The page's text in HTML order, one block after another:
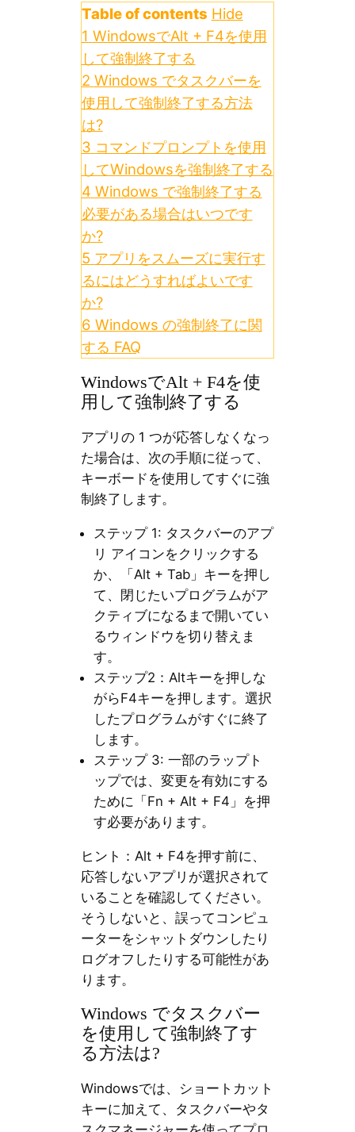
Table of contents Hide
1 WindowsでAlt + F4を使用
して強制終了する
2 Windows でタスクバーを
使用して強制終了する方法
は?
3 コマンドプロンプトを使用
してWindowsを強制終了する
4 Windows で強制終了する
必要がある場合はいつです
か?
5 アプリをスムーズに実行す
るにはどうすればよいです
か?
6 Windows の強制終了に関
する FAQ
WindowsでAlt + F4を使
用して強制終了する
アプリの 1 つが応答しなくなっ
た場合は、次の手順に従って、
キーボードを使用してすぐに強
制終了します。
ステップ 1: タスクバーのアプ
リ アイコンをクリックする
か、「Alt + Tab」キーを押し
て、閉じたいプログラムがア
クティブになるまで開いてい
るウィンドウを切り替えま
す。
ステップ2：Altキーを押しな
がらF4キーを押します。選択
したプログラムがすぐに終了
します。
ステップ 3: 一部のラップト
ップでは、変更を有効にする
ために「Fn + Alt + F4」を押
す必要があります。
ヒント：Alt + F4を押す前に、
応答しないアプリが選択されて
いることを確認してください。
そうしないと、誤ってコンピュ
ーターをシャットダウンしたり
ログオフしたりする可能性があ
ります。
Windows でタスクバー
を使用して強制終了す
る方法は?
Windowsでは、ショートカット
キーに加えて、タスクバーやタ